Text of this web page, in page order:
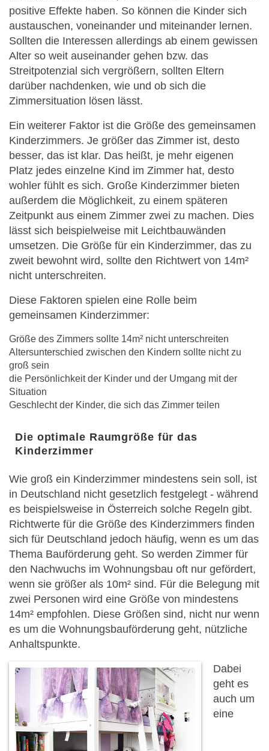
positive Effekte haben. So können die Kinder sich
austauschen, voneinander und miteinander lernen.
Sollten die Interessen allerdings ab einem gewissen
Alter so weit auseinander gehen bzw. das
Streitpotenzial sich vergrößern, sollten Eltern
darüber nachdenken, wie und ob sich die
Zimmersituation lösen lässt.
Ein weiterer Faktor ist die Größe des gemeinsamen
Kinderzimmers. Je größer das Zimmer ist, desto
besser, das ist klar. Das heißt, je mehr eigenen
Platz jedes einzelne Kind im Zimmer hat, desto
wohler fühlt es sich. Große Kinderzimmer bieten
außerdem die Möglichkeit, zu einem späteren
Zeitpunkt aus einem Zimmer zwei zu machen. Dies
lässt sich beispielweise mit Leichtbauwänden
umsetzen. Die Größe für ein Kinderzimmer, das zu
zweit bewohnt wird, sollte den Richtwert von 14m²
nicht unterschreiten.
Diese Faktoren spielen eine Rolle beim
gemeinsamen Kinderzimmer:
Größe des Zimmers sollte 14m² nicht unterschreiten
Altersunterschied zwischen den Kindern sollte nicht zu
groß sein
die Persönlichkeit der Kinder und der Umgang mit der
Situation
Geschlecht der Kinder, die sich das Zimmer teilen
Die optimale Raumgröße für das
Kinderzimmer
Wie groß ein Kinderzimmer mindestens sein soll, ist
in Deutschland nicht gesetzlich festgelegt - während
es beispielsweise in Österreich solche Regeln gibt.
Richtwerte für die Größe des Kinderzimmers finden
sich für Deutschland jedoch häufig, wenn es um das
Thema Bauförderung geht. So werden Zimmer für
den Nachwuchs im Wohnungsbau oft nur gefördert,
wenn sie größer als 10m² sind. Für die Belegung mit
zwei Personen wird eine Größe von mindestens
14m² empfohlen. Diese Größen sind, nicht nur wenn
es um die Wohnungsbauförderung geht, nützliche
Anhaltspunkte.
Dabei
geht es
auch um
eine